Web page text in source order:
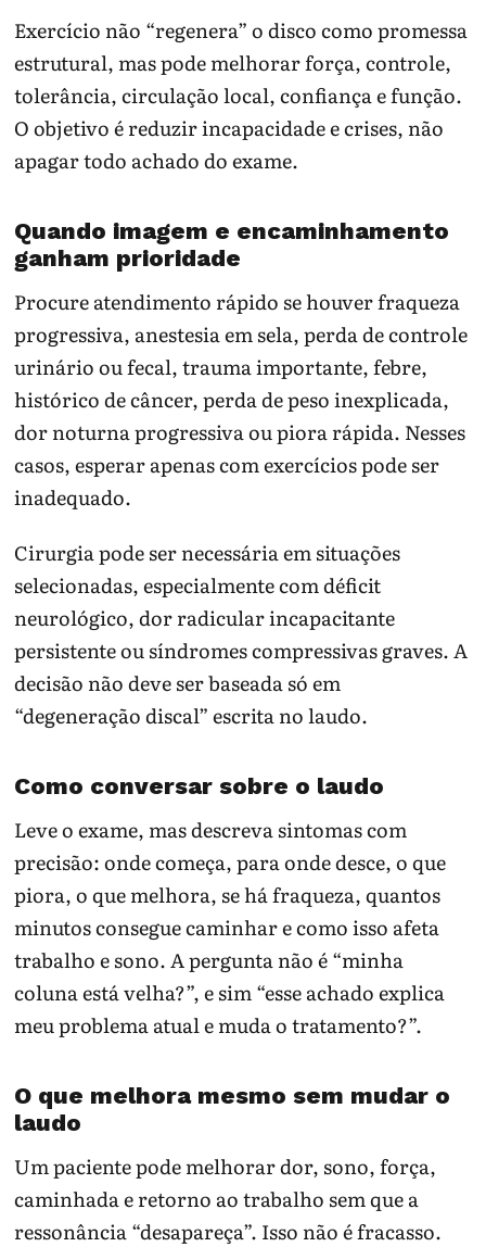
Exercício não “regenera” o disco como promessa
estrutural, mas pode melhorar força, controle,
tolerância, circulação local, confiança e função.
O objetivo é reduzir incapacidade e crises, não
apagar todo achado do exame.
Quando imagem e encaminhamento
ganham prioridade
Procure atendimento rápido se houver fraqueza
progressiva, anestesia em sela, perda de controle
urinário ou fecal, trauma importante, febre,
histórico de câncer, perda de peso inexplicada,
dor noturna progressiva ou piora rápida. Nesses
casos, esperar apenas com exercícios pode ser
inadequado.
Cirurgia pode ser necessária em situações
selecionadas, especialmente com déficit
neurológico, dor radicular incapacitante
persistente ou síndromes compressivas graves. A
decisão não deve ser baseada só em
“degeneração discal” escrita no laudo.
Como conversar sobre o laudo
Leve o exame, mas descreva sintomas com
precisão: onde começa, para onde desce, o que
piora, o que melhora, se há fraqueza, quantos
minutos consegue caminhar e como isso afeta
trabalho e sono. A pergunta não é “minha
coluna está velha?”, e sim “esse achado explica
meu problema atual e muda o tratamento?”.
O que melhora mesmo sem mudar o
laudo
Um paciente pode melhorar dor, sono, força,
caminhada e retorno ao trabalho sem que a
ressonância “desapareça”. Isso não é fracasso.